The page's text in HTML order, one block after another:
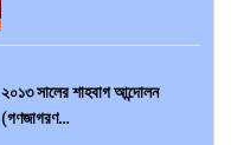
২০১৩ সালের শাহবাগ আন্দোলন
(গণজাগরণ…